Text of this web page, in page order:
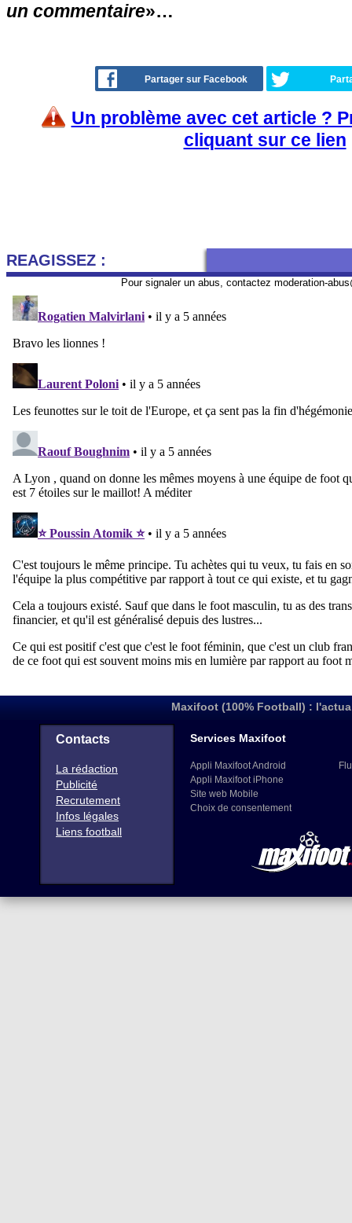
un commentaire»…
Partager sur Facebook
Un problème avec cet article ?
cliquant sur ce lien
REAGISSEZ :
Pour signaler un abus, contactez moderation-
Maxifoot (100% Football) :
Contacts
La rédaction
Publicité
Recrutement
Infos légales
Liens football
Services Maxifoot
Appli Maxifoot Android
Appli Maxifoot iPhone
Site web Mobile
Choix de consentement